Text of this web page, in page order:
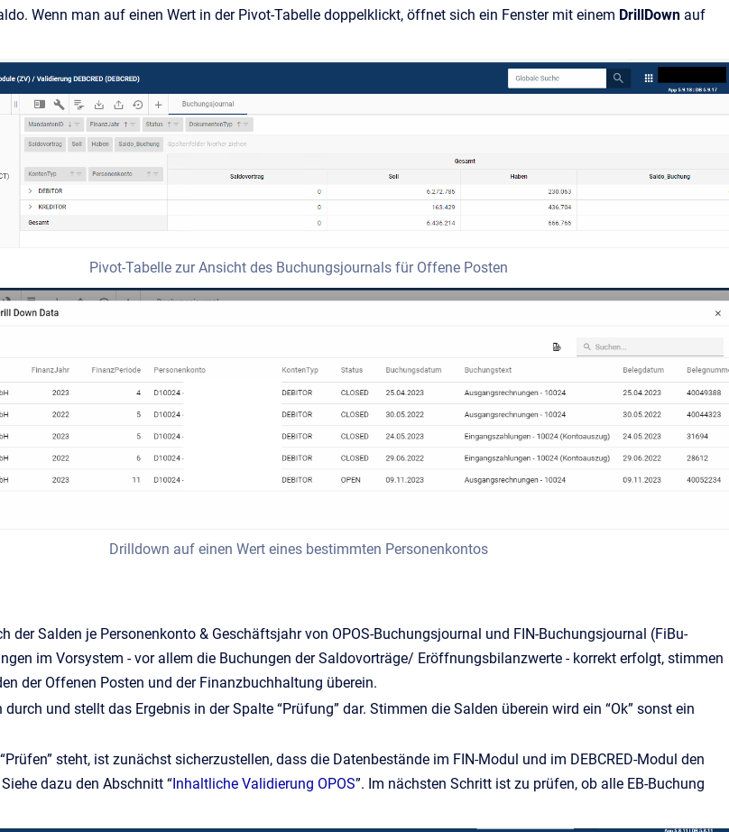
Wenn man auf einen Wert in der Pivot-Tabelle doppelklickt, öffnet sich ein Fenster mit einem DrillDown auf
Pivot-Tabelle zur Ansicht des Buchungsjournals für Offene Posten
Drilldown auf einen Wert eines bestimmten Personenkontos
der Salden je Personenkonto & Geschäftsjahr von OPOS-Buchungsjournal und FIN-Buchungsjournal (FiBu-
im Vorsystem - vor allem die Buchungen der Saldovorträge/ Eröffnungsbilanzwerte - korrekt erfolgt, stimmen
der Offenen Posten und der Finanzbuchhaltung überein.
und stellt das Ergebnis in der Spalte “Prüfung” dar. Stimmen die Salden überein wird ein “Ok” sonst ein
steht, ist zunächst sicherzustellen, dass die Datenbestände im FIN-Modul und im DEBCRED-Modul den
dazu den Abschnitt “ Inhaltliche Validierung OPOS”. Im nächsten Schritt ist zu prüfen, ob alle EB-Buchung